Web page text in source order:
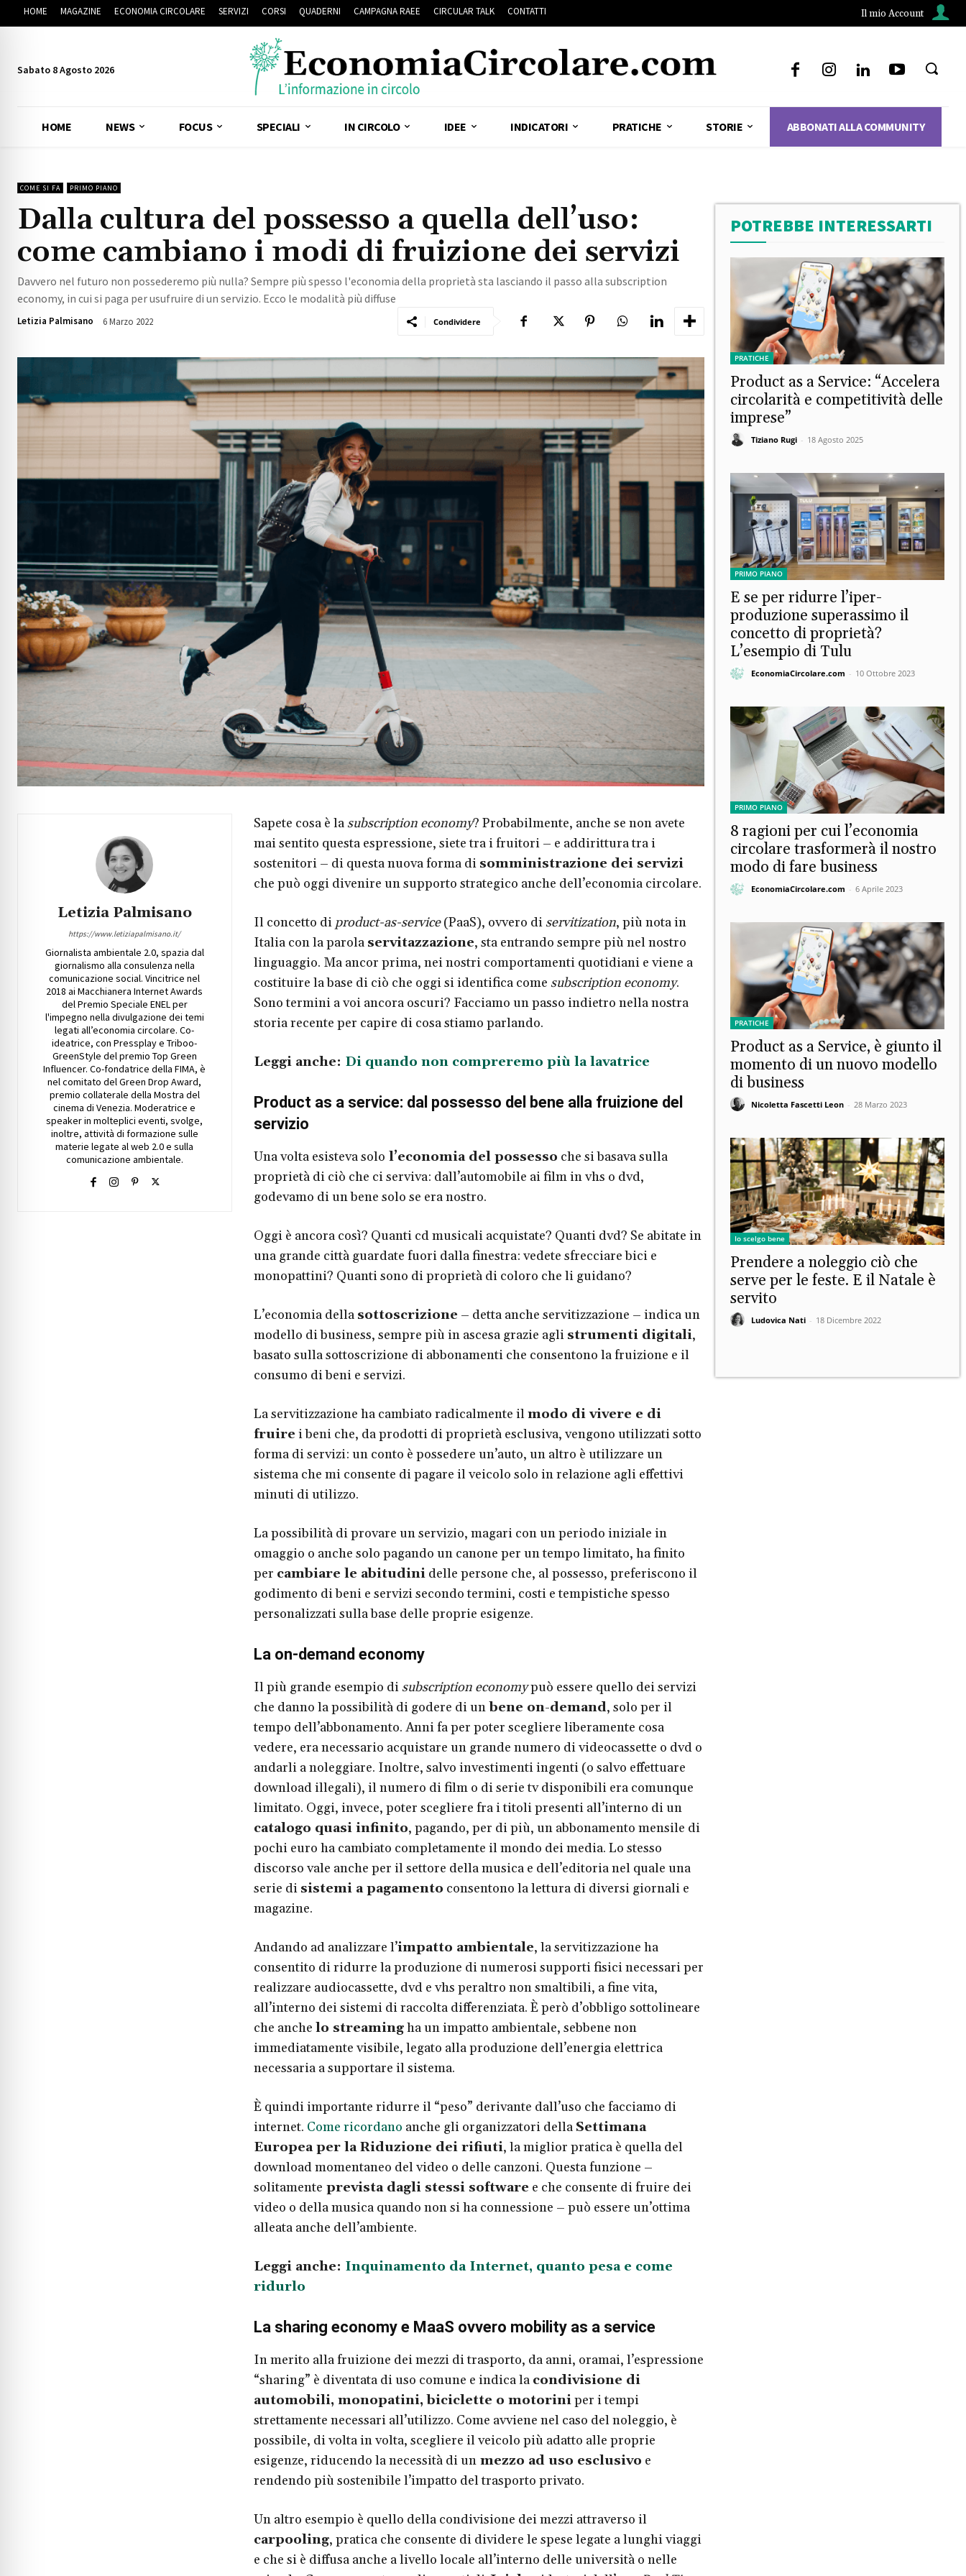
HOME MAGAZINE ECONOMIA CIRCOLARE SERVIZI CORSI QUADERNI CAMPAGNA RAEE CIRCULAR TALK CONTATTI Il mio Account
Sabato 8 Agosto 2026
HOME NEWS FOCUS SPECIALI IN CIRCOLO IDEE INDICATORI PRATICHE STORIE ABBONATI ALLA COMMUNITY
COME SI FA PRIMO PIANO
Dalla cultura del possesso a quella dell’uso:
come cambiano i modi di fruizione dei servizi
Davvero nel futuro non possederemo più nulla? Sempre più spesso l'economia della proprietà sta lasciando il passo alla subscription
economy, in cui si paga per usufruire di un servizio. Ecco le modalità più diffuse
Letizia Palmisano 6 Marzo 2022 Condividere
Letizia Palmisano
https://www.letiziapalmisano.it/
Giornalista ambientale 2.0, spazia dal
giornalismo alla consulenza nella
comunicazione social. Vincitrice nel
2018 ai Macchianera Internet Awards
del Premio Speciale ENEL per
l'impegno nella divulgazione dei temi
legati all’economia circolare. Co-
ideatrice, con Pressplay e Triboo-
GreenStyle del premio Top Green
Influencer. Co-fondatrice della FIMA, è
nel comitato del Green Drop Award,
premio collaterale della Mostra del
cinema di Venezia. Moderatrice e
speaker in molteplici eventi, svolge,
inoltre, attività di formazione sulle
materie legate al web 2.0 e sulla
comunicazione ambientale.
Sapete cosa è lasubscription economy? Probabilmente, anche se non avete
mai sentito questa espressione, siete tra i fruitori – e addirittura tra i
sostenitori – di questa nuova forma di somministrazione dei servizi
che può oggi divenire un supporto strategico anche dell’economia circolare.
Il concetto diproduct-as-service(PaaS), ovvero diservitization, più nota in
Italia con la parola servitazzazione, sta entrando sempre più nel nostro
linguaggio. Ma ancor prima, nei nostri comportamenti quotidiani e viene a
costituire la base di ciò che oggi si identifica come subscription economy.
Sono termini a voi ancora oscuri? Facciamo un passo indietro nella nostra
storia recente per capire di cosa stiamo parlando.
Leggi anche: Di quando non compreremo più la lavatrice
Product as a service: dal possesso del bene alla fruizione del
servizio
Una volta esisteva solo l’economia del possesso che si basava sulla
proprietà di ciò che ci serviva: dall’automobile ai film in vhs o dvd,
godevamo di un bene solo se era nostro.
Oggi è ancora così? Quanti cd musicali acquistate? Quanti dvd? Se abitate in
una grande città guardate fuori dalla finestra: vedete sfrecciare bici e
monopattini? Quanti sono di proprietà di coloro che li guidano?
L’economia della sottoscrizione – detta anche servitizzazione – indica un
modello di business, sempre più in ascesa grazie agli strumenti digitali,
basato sulla sottoscrizione di abbonamenti che consentono la fruizione e il
consumo di beni e servizi.
La servitizzazione ha cambiato radicalmente ilmodo di vivere e di
fruire i beni che, da prodotti di proprietà esclusiva, vengono utilizzati sotto
forma di servizi: un conto è possedere un’auto, un altro è utilizzare un
sistema che mi consente di pagare il veicolo solo in relazione agli effettivi
minuti di utilizzo.
La possibilità di provare un servizio, magari con un periodo iniziale in
omaggio o anche solo pagando un canone per un tempo limitato, ha finito
per cambiare le abitudinidelle persone che, al possesso, preferiscono il
godimento di beni e servizi secondo termini, costi e tempistiche spesso
personalizzati sulla base delle proprie esigenze.
La on-demand economy
Il più grande esempio disubscription economypuò essere quello dei servizi
che danno la possibilità di godere di unbene on-demand, solo per il
tempo dell’abbonamento. Anni fa per poter scegliere liberamente cosa
vedere, era necessario acquistare un grande numero di videocassette o dvd o
andarli a noleggiare. Inoltre, salvo investimenti ingenti (o salvo effettuare
download illegali), il numero di film o di serie tv disponibili era comunque
limitato. Oggi, invece, poter scegliere fra i titoli presenti all’interno di un
catalogo quasi infinito, pagando, per di più, un abbonamento mensile di
pochi euro ha cambiato completamente il mondo dei media. Lo stesso
discorso vale anche per il settore della musica e dell’editoria nel quale una
serie di sistemi a pagamento consentono la lettura di diversi giornali e
magazine.
Andando ad analizzare l’impatto ambientale, la servitizzazione ha
consentito di ridurre la produzione di numerosi supporti fisici necessari per
realizzare audiocassette, dvd e vhs peraltro non smaltibili, a fine vita,
all’interno dei sistemi di raccolta differenziata. È però d’obbligo sottolineare
che anche lo streamingha un impatto ambientale, sebbene non
immediatamente visibile, legato alla produzione dell’energia elettrica
necessaria a supportare il sistema.
È quindi importante ridurre il “peso” derivante dall’uso che facciamo di
internet. Come ricordano anche gli organizzatori della Settimana
Europea per la Riduzione dei rifiuti, la miglior pratica è quella del
download momentaneo del video o delle canzoni. Questa funzione –
solitamente prevista dagli stessi software e che consente di fruire dei
video o della musica quando non si ha connessione – può essere un’ottima
alleata anche dell’ambiente.
Leggi anche: Inquinamento da Internet, quanto pesa e come
ridurlo
La sharing economy e MaaS ovvero mobility as a service
In merito alla fruizione dei mezzi di trasporto, da anni, oramai, l’espressione
“sharing” è diventata di uso comune e indica la condivisione di
automobili, monopatini, biciclette o motoriniper i tempi
strettamente necessari all’utilizzo. Come avviene nel caso del noleggio, è
possibile, di volta in volta, scegliere il veicolo più adatto alle proprie
esigenze, riducendo la necessità di unmezzo ad uso esclusivo e
rendendo più sostenibile l’impatto del trasporto privato.
Un altro esempio è quello della condivisione dei mezzi attraverso il
carpooling, pratica che consente di dividere le spese legate a lunghi viaggi
e che si è diffusa anche a livello locale all’interno delle università o nelle
POTREBBE INTERESSARTI
PRATICHE
Product as a Service: “Accelera
circolarità e competitività delle
imprese”
Tiziano Rugi - 18 Agosto 2025
PRIMO PIANO
E se per ridurre l’iper-
produzione superassimo il
concetto di proprietà?
L’esempio di Tulu
EconomiaCircolare.com - 10 Ottobre 2023
PRIMO PIANO
8 ragioni per cui l’economia
circolare trasformerà il nostro
modo di fare business
EconomiaCircolare.com - 6 Aprile 2023
PRATICHE
Product as a Service, è giunto il
momento di un nuovo modello
di business
Nicoletta Fascetti Leon - 28 Marzo 2023
Io scelgo bene
Prendere a noleggio ciò che
serve per le feste. E il Natale è
servito
Ludovica Nati - 18 Dicembre 2022